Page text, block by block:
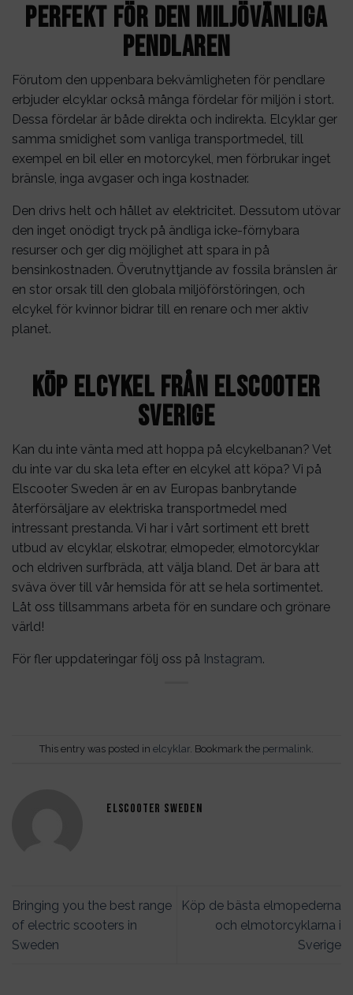
Perfekt för den miljövänliga
pendlaren
Förutom den uppenbara bekvämligheten för pendlare
erbjuder elcyklar också många fördelar för miljön i stort.
Dessa fördelar är både direkta och indirekta. Elcyklar ger
samma smidighet som vanliga transportmedel, till
exempel en bil eller en motorcykel, men förbrukar inget
bränsle, inga avgaser och inga kostnader.
Den drivs helt och hållet av elektricitet. Dessutom utövar
den inget onödigt tryck på ändliga icke-förnybara
resurser och ger dig möjlighet att spara in på
bensinkostnaden. Överutnyttjande av fossila bränslen är
en stor orsak till den globala miljöförstöringen, och
elcykel för kvinnor bidrar till en renare och mer aktiv
planet.
Köp elcykel från Elscooter
Sverige
Kan du inte vänta med att hoppa på elcykelbanan? Vet
du inte var du ska leta efter en elcykel att köpa? Vi på
Elscooter Sweden är en av Europas banbrytande
återförsäljare av elektriska transportmedel med
intressant prestanda. Vi har i vårt sortiment ett brett
utbud av elcyklar, elskotrar, elmopeder, elmotorcyklar
och eldriven surfbräda, att välja bland. Det är bara att
sväva över till vår hemsida för att se hela sortimentet.
Låt oss tillsammans arbeta för en sundare och grönare
värld!
För fler uppdateringar följ oss på Instagram.
This entry was posted in elcyklar . Bookmark the permalink
ELSCOOTER SWEDEN
Bringing you the best range
of electric scooters in
Sweden
Köp de bästa elmopederna
och elmotorcyklarna i
Sverige